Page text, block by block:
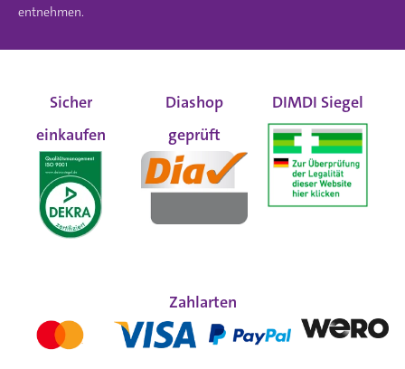
entnehmen.
Sicher
einkaufen
Diashop
geprüft
DIMDI Siegel
Zahlarten